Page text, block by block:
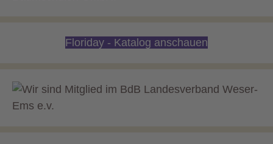
Floriday - Katalog anschauen